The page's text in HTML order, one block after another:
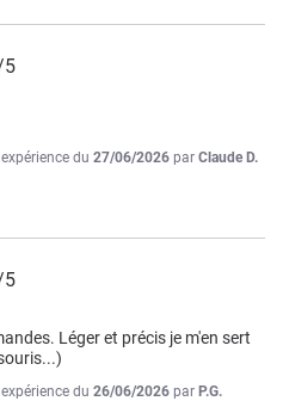
5
du 27/06/2026 par Claude D.
5
Léger et précis je m'en sert
du 26/06/2026 par P.G.